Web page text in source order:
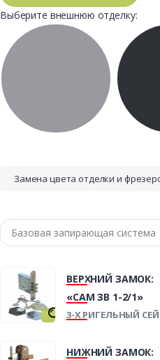
Выберите внешнюю отделку:
Замена цвета отделки и
ВЕРХНИЙ ЗАМОК:
«САМ ЗВ 1-2/1»
3-Х РИГЕЛЬНЫЙ
НИЖНИЙ ЗАМОК: